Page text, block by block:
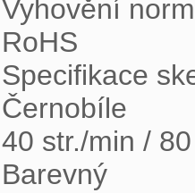
Vyhovění
RoHS
Specifikace
Černobíle
40 str./min /
Barevný